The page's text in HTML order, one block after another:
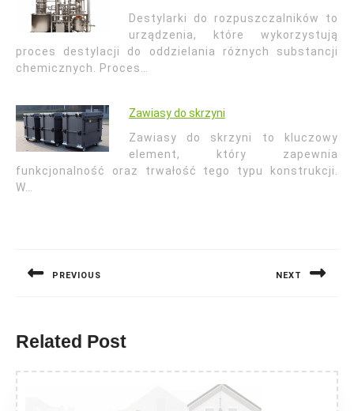
Destylarki do rozpuszczalników to
urządzenia, które wykorzystują
proces destylacji do oddzielania różnych substancji
chemicznych. Proces…
Zawiasy do skrzyni
Zawiasy do skrzyni to kluczowy
element, który zapewnia
funkcjonalność oraz trwałość tego typu konstrukcji.
W…
PREVIOUS NEXT
Related Post